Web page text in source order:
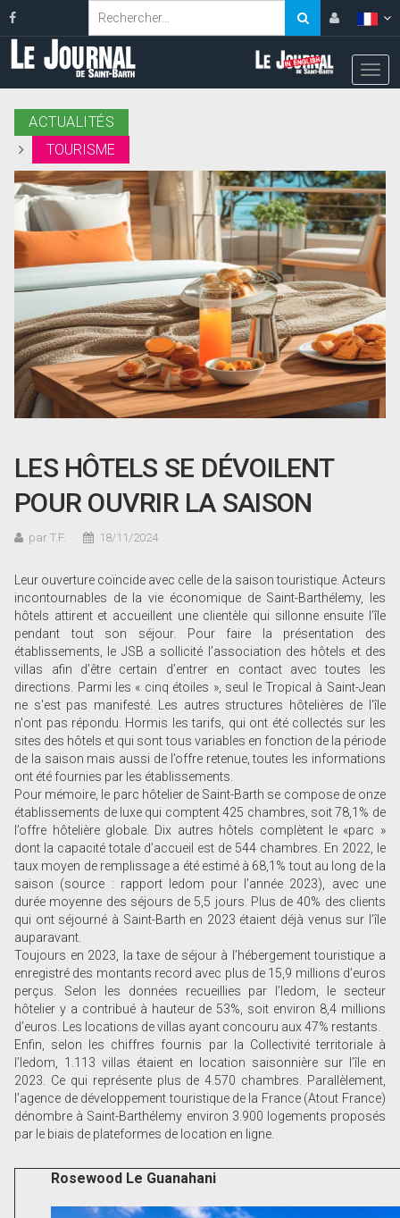
ACTUALITÉS
TOURISME
LES HÔTELS SE DÉVOILENT
POUR OUVRIR LA SAISON
par T.F. 18/11/2024
Leur ouverture coïncide avec celle de la saison touristique. Acteurs
incontournables de la vie économique de Saint-Barthélemy, les
hôtels attirent et accueillent une clientèle qui sillonne ensuite l’île
pendant tout son séjour. Pour faire la présentation des
établissements, le JSB a sollicité l’association des hôtels et des
villas afin d’être certain d’entrer en contact avec toutes les
directions. Parmi les « cinq étoiles », seul le Tropical à Saint-Jean
ne s'est pas manifesté. Les autres structures hôtelières de l'île
n'ont pas répondu. Hormis les tarifs, qui ont été collectés sur les
sites des hôtels et qui sont tous variables en fonction de la période
de la saison mais aussi de l’offre retenue, toutes les informations
ont été fournies par les établissements.
Pour mémoire, le parc hôtelier de Saint-Barth se compose de onze
établissements de luxe qui comptent 425 chambres, soit 78,1% de
l’offre hôtelière globale. Dix autres hôtels complètent le «parc »
dont la capacité totale d’accueil est de 544 chambres. En 2022, le
taux moyen de remplissage a été estimé à 68,1% tout au long de la
saison (source : rapport Iedom pour l’année 2023), avec une
durée moyenne des séjours de 5,5 jours. Plus de 40% des clients
qui ont séjourné à Saint-Barth en 2023 étaient déjà venus sur l’île
auparavant.
Toujours en 2023, la taxe de séjour à l’hébergement touristique a
enregistré des montants record avec plus de 15,9 millions d’euros
perçus. Selon les données recueillies par l’Iedom, le secteur
hôtelier y a contribué à hauteur de 53%, soit environ 8,4 millions
d’euros. Les locations de villas ayant concouru aux 47% restants.
Enfin, selon les chiffres fournis par la Collectivité territoriale à
l’Iedom, 1.113 villas étaient en location saisonnière sur l’île en
2023. Ce qui représente plus de 4.570 chambres. Parallèlement,
l’agence de développement touristique de la France (Atout France)
dénombre à Saint-Barthélemy environ 3.900 logements proposés
par le biais de plateformes de location en ligne.
Rosewood Le ­Guanahani